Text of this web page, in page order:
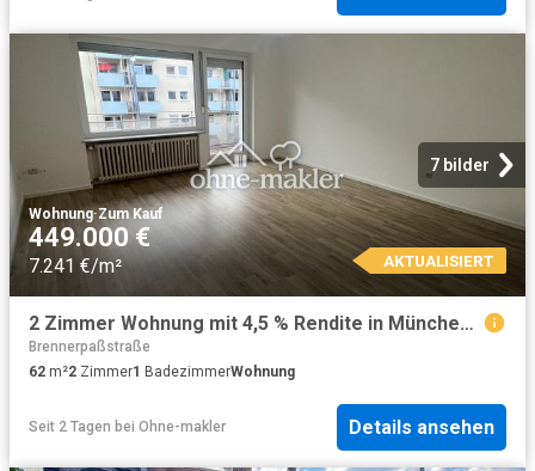
7 bilder
Wohnung·Zum Kauf
449.000 €
7.241 €/m² AKTUALISIERT
2 Zimmer Wohnung mit 4,5 % Rendite in München Giesing
Brennerpaßstraße
62 m²2 Zimmer1 BadezimmerWohnung
Seit 2 Tagen bei Ohne-makler Details ansehen